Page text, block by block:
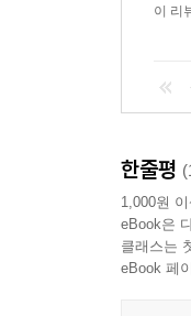
이 리
한줄평
1,000원
eBook은
클래스는
eBook 페